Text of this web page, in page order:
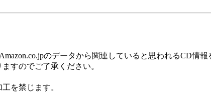
のデータから関連していると思われるCD情報
すのでご了承ください。
を禁じます。